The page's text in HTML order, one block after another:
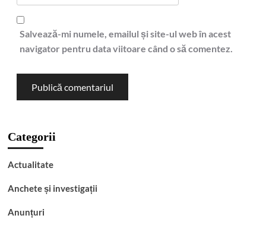
Salvează-mi numele, emailul și site-ul web în acest
navigator pentru data viitoare când o să comentez.
Categorii
Actualitate
Anchete și investigații
Anunțuri